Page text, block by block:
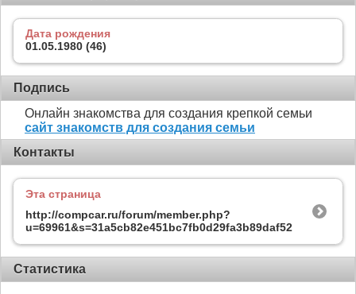
Дата рождения
01.05.1980 (46)
Подпись
Онлайн знакомства для создания крепкой семьи
сайт знакомств для создания семьи
Контакты
Эта страница
http://compcar.ru/forum/member.php?
u=69961&s=31a5cb82e451bc7fb0d29fa3b89daf52
Статистика